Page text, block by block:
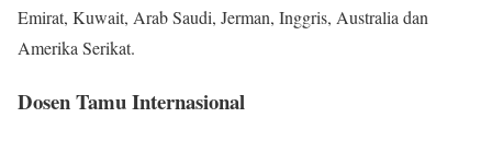
Emirat, Kuwait, Arab Saudi, Jerman, Inggris, Australia dan
Amerika Serikat.
Dosen Tamu Internasional